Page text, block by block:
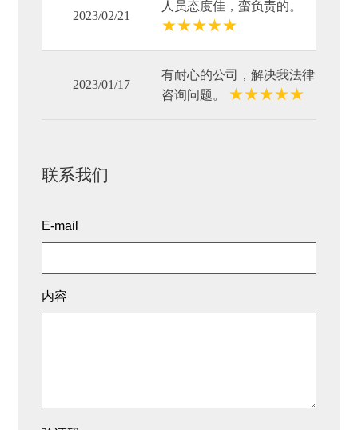
2023/02/21
人员态度佳，蛮负责的。
★★★★★
2023/01/17
有耐心的公司，解决我法律
咨询问题。 ★★★★★
联系我们
E-mail
内容